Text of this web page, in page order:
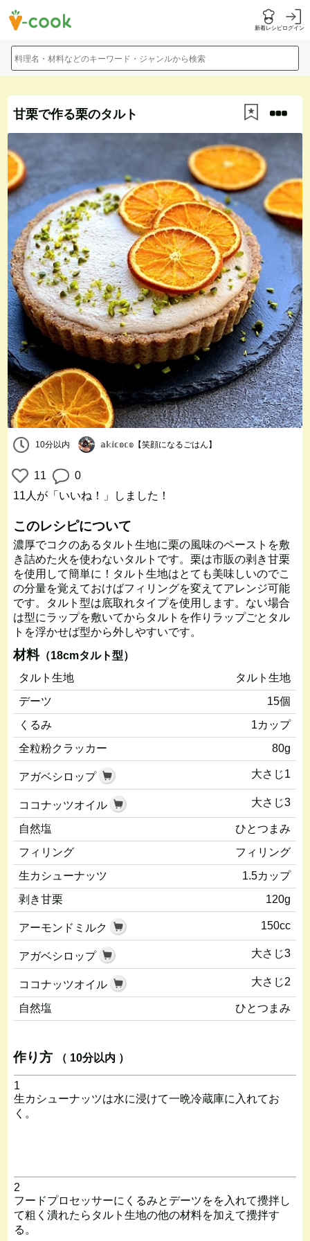
新着レシピログイン
料理名・材料などのキーワード・ジャンルから検索
甘栗で作る栗のタルト
10分以内 𝕒𝕜𝕚𝕔𝕠𝕔𝕠【笑顔になるごはん】
11
0
11人 が「いいね！」しました！
このレシピについて
濃厚でコクのあるタルト生地に栗の風味のペーストを敷
き詰めた火を使わないタルトです。栗は市販の剥き甘栗
を使用して簡単に！タルト生地はとても美味しいのでこ
の分量を覚えておけばフィリングを変えてアレンジ可能
です。タルト型は底取れタイプを使用します。ない場合
は型にラップを敷いてからタルトを作りラップごとタル
トを浮かせば型から外しやすいです。
材料（18cmタルト型）
タルト生地
タルト生地
デーツ
15個
くるみ
1カップ
全粒粉クラッカー
80g
アガベシロップ 大さじ1
ココナッツオイル 大さじ3
自然塩
ひとつまみ
フィリング
フィリング
生カシューナッツ
1.5カップ
剥き甘栗
120g
アーモンドミルク 150cc
アガベシロップ 大さじ3
ココナッツオイル 大さじ2
自然塩 ひとつまみ
作り方 （ 10分以内 ）
1
生カシューナッツは水に浸けて一晩冷蔵庫に入れてお
く。
2
フードプロセッサーにくるみとデーツをを入れて攪拌し
て粗く潰れたらタルト生地の他の材料を加えて攪拌す
る。